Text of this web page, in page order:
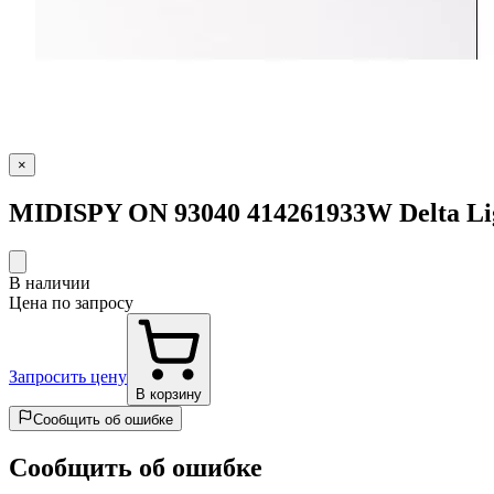
×
MIDISPY ON 93040 414261933W Delta
В наличии
Цена по запросу
Запросить цену
В корзину
Сообщить об ошибке
Сообщить об ошибке